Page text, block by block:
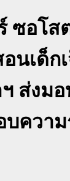
ซอโส
นเด็ก
ส่งม
ความ